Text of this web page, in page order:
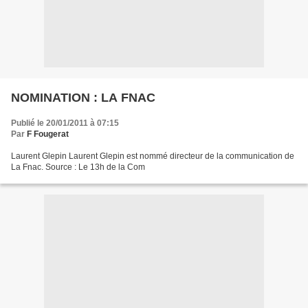
NOMINATION : LA FNAC
Publié le 20/01/2011 à 07:15
Par F Fougerat
Laurent Glepin Laurent Glepin est nommé directeur de la communication de
La Fnac. Source : Le 13h de la Com